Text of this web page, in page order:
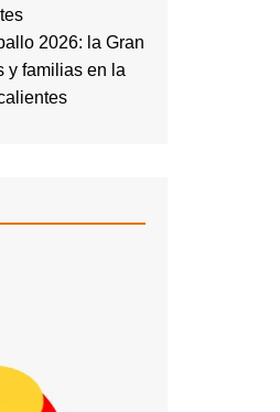
2026: la Gran
y familias en la